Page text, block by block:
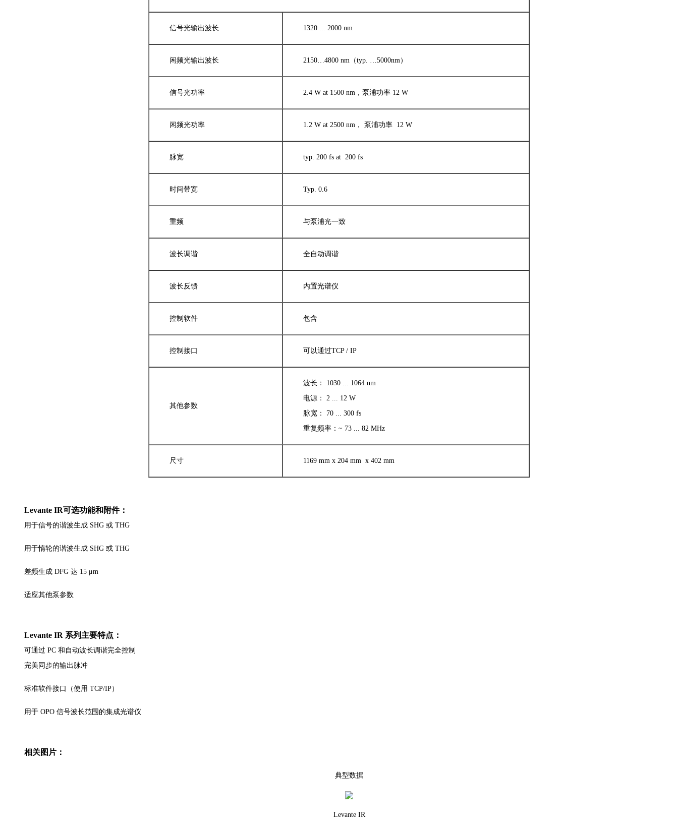
信号光输出波长 1320 ... 2000 nm
闲频光输出波长 2150…4800 nm（typ. …5000nm）
信号光功率 2.4 W at 1500 nm，泵浦功率 12 W
闲频光功率 1.2 W at 2500 nm， 泵浦功率 12 W
脉宽 typ. 200 fs at 200 fs
时间带宽 Typ. 0.6
重频 与泵浦光一致
波长调谐 全自动调谐
波长反馈 内置光谱仪
控制软件 包含
控制接口 可以通过TCP / IP
其他参数
波长： 1030 ... 1064 nm
电源： 2 ... 12 W
脉宽： 70 ... 300 fs
重复频率：~ 73 ... 82 MHz
尺寸 1169 mm x 204 mm x 402 mm
Levante IR可选功能和附件：
用于信号的谐波生成 SHG 或 THG
用于惰轮的谐波生成 SHG 或 THG
差频生成 DFG 达 15 μm
适应其他泵参数
Levante IR 系列主要特点：
可通过 PC 和自动波长调谐完全控制
完美同步的输出脉冲
标准软件接口（使用 TCP/IP）
用于 OPO 信号波长范围的集成光谱仪
相关图片：
典型数据
Levante IR